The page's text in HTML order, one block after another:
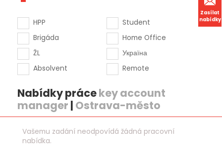
Zasílat
nabídky
HPP
Brigáda
ŽL
Absolvent
Student
Home Office
Україна
Remote
Nabídky prácekey account
manager | Ostrava-město
Vašemu zadání neodpovídá žádná pracovní
nabídka.